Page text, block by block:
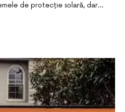
de protecție solară, dar…